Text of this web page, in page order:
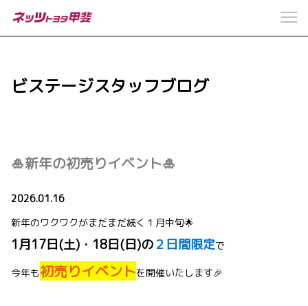
ビステージスタッフブログ
🎍新年の初売りイベント🎍
2026.01.16
新年のワクワクがまだまだ続く１月中旬🌟
1月17日(土)・18日(日)の ２日間限定で
今年も初売りイベントを開催いたします🎉